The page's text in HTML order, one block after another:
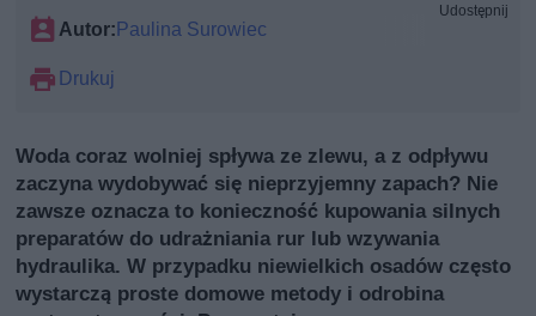
Autor:Paulina Surowiec
Drukuj
Udostępnij
Woda coraz wolniej spływa ze zlewu, a z odpływu
zaczyna wydobywać się nieprzyjemny zapach? Nie
zawsze oznacza to konieczność kupowania silnych
preparatów do udrażniania rur lub wzywania
hydraulika. W przypadku niewielkich osadów często
wystarczą proste domowe metody i odrobina